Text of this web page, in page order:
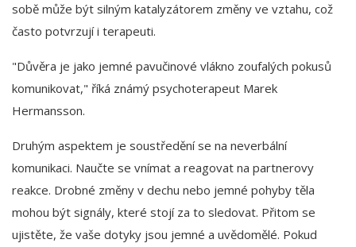
sobě může být silným katalyzátorem změny ve vztahu, což
často potvrzují i terapeuti.
"Důvěra je jako jemné pavučinové vlákno zoufalých pokusů
komunikovat," říká známý psychoterapeut Marek
Hermansson.
Druhým aspektem je soustředění se na neverbální
komunikaci. Naučte se vnímat a reagovat na partnerovy
reakce. Drobné změny v dechu nebo jemné pohyby těla
mohou být signály, které stojí za to sledovat. Přitom se
ujistěte, že vaše dotyky jsou jemné a uvědomělé. Pokud